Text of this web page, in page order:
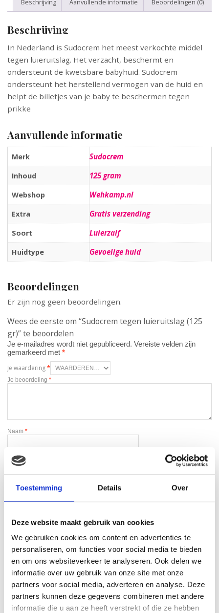
Toestemming Details Over
Deze website maakt gebruik van cookies
We gebruiken cookies om content en advertenties te
personaliseren, om functies voor social media te bieden
en om ons websiteverkeer te analyseren. Ook delen we
informatie over uw gebruik van onze site met onze
partners voor social media, adverteren en analyse. Deze
partners kunnen deze gegevens combineren met andere
informatie die u aan ze heeft verstrekt of die ze hebben
Beschrijving Aanvullende informatie Beoordelingen (0)
Beschrijving
In Nederland is Sudocrem het meest verkochte middel
tegen luieruitslag. Het verzacht, beschermt en
ondersteunt de kwetsbare babyhuid. Sudocrem
ondersteunt het herstellend vermogen van de huid en
helpt de billetjes van je baby te beschermen tegen
prikke
Aanvullende informatie
Merk Sudocrem
Inhoud 125 gram
Webshop Wehkamp.nl
Extra Gratis verzending
Soort Luierzalf
Huidtype Gevoelige huid
Beoordelingen
Er zijn nog geen beoordelingen.
Wees de eerste om “Sudocrem tegen luieruitslag (125
gr)” te beoordelen
Je e-mailadres wordt niet gepubliceerd. Vereiste velden zijn
gemarkeerd met *
Je waardering*
Je beoordeling *
Naam *
E-mail
Gerelateerde producten